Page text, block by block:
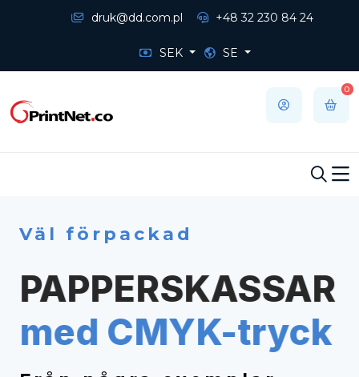
druk@dd.com.pl +48 32 230 84 24
SEK SE
0
Väl förpackad
PAPPERSKASSAR
med CMYK-tryck